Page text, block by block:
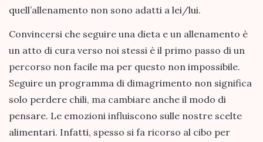
quell’allenamento non sono adatti a lei/lui.
Convincersi che seguire una dieta e un allenamento è
un atto di cura verso noi stessi è il primo passo di un
percorso non facile ma per questo non impossibile.
Seguire un programma di dimagrimento non significa
solo perdere chili, ma cambiare anche il modo di
pensare. Le emozioni influiscono sulle nostre scelte
alimentari. Infatti, spesso si fa ricorso al cibo per